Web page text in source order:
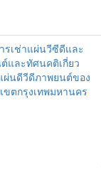
รเช่าแผ่นวีซีดีและ
และทัศนคติเกี่ยว
ผ่นดีวีดีภาพยนต์ของ
ขตกรุงเทพมหานคร